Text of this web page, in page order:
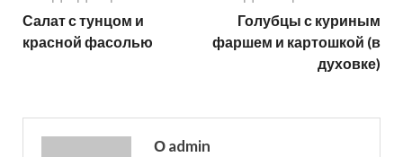
Салат с тунцом и
красной фасолью
Голубцы с куриным
фаршем и картошкой (в
духовке)
О admin